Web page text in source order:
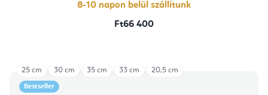
8-10 napon belül szállítunk
Ft66 400
Bestseller
25 cm 30 cm 35 cm 33 cm 20,5 cm